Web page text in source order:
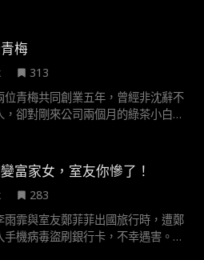
產。
梅
313
位青梅共同創業五年，曾經非沈辭不
，卻對剛來公司兩個月的綠茶小白臉
定賣掉公司股份，回到家族接受聯
如與樓心月認為沈辭只是賭一時之
不會離開公司，更不會離開青梅竹馬
卻最終，等到的是沈辭的一封婚
富家女，室友你慘了！
283
雨霏與室友鄭菲菲出國旅行時，遭鄭
手機病毒盜刷銀行卡，不幸遇害。重